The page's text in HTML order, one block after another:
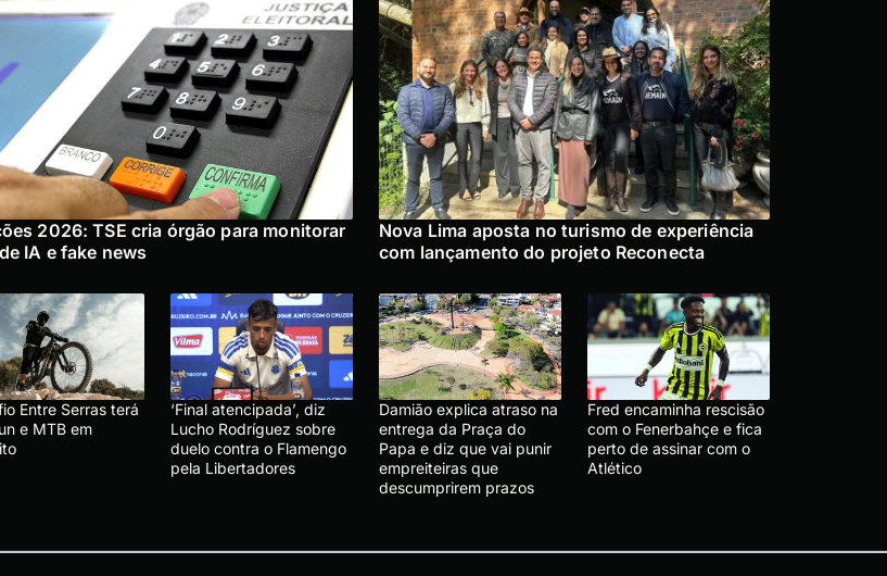
2026: TSE cria órgão para monitorar
IA e fake news
Nova Lima aposta no turismo de experiência
com lançamento do projeto Reconecta
Entre Serras terá
e MTB em
‘Final atencipada’, diz
Lucho Rodríguez sobre
duelo contra o Flamengo
pela Libertadores
Damião explica atraso na
entrega da Praça do
Papa e diz que vai punir
empreiteiras que
descumprirem prazos
Fred encaminha rescisão
com o Fenerbahçe e fica
perto de assinar com o
Atlético